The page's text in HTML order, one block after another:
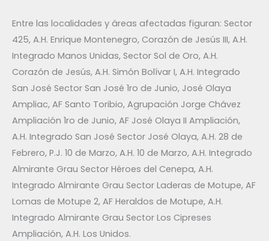
Entre las localidades y áreas afectadas figuran: Sector
425, A.H. Enrique Montenegro, Corazón de Jesús III, A.H.
Integrado Manos Unidas, Sector Sol de Oro, A.H.
Corazón de Jesús, A.H. Simón Bolívar I, A.H. Integrado
San José Sector San José 1ro de Junio, José Olaya
Ampliac, AF Santo Toribio, Agrupación Jorge Chávez
Ampliación 1ro de Junio, AF José Olaya II Ampliación,
A.H. Integrado San José Sector José Olaya, A.H. 28 de
Febrero, P.J. 10 de Marzo, A.H. 10 de Marzo, A.H. Integrado
Almirante Grau Sector Héroes del Cenepa, A.H.
Integrado Almirante Grau Sector Laderas de Motupe, AF
Lomas de Motupe 2, AF Heraldos de Motupe, A.H.
Integrado Almirante Grau Sector Los Cipreses
Ampliación, A.H. Los Unidos.